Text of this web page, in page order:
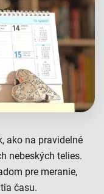
ako na pravidelné
nebeských telies.
pre meranie,
času.